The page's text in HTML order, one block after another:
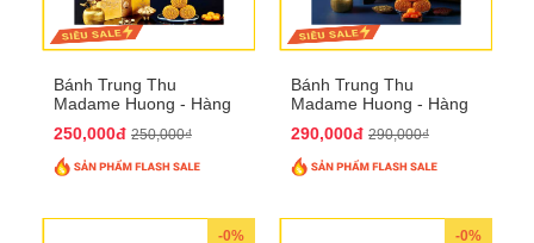
Bánh Trung Thu
Madame Huong - Hàng
250,000đ 250,000₫
Bánh Trung Thu
Madame Huong - Hàng
290,000đ 290,000₫
-0% -0%